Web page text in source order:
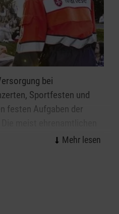
>
bei
Sportfesten und
festen Aufgaben der
Sanitätsdiensts leisten
Dimension bzw.
erfordern einen
Überall da, wo viele